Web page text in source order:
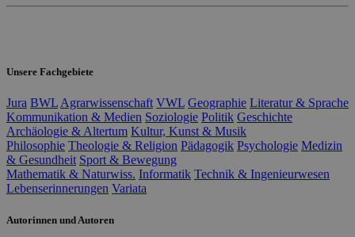
Unsere Fachgebiete
Jura BWLAgrarwissenschaft VWL Geographie Literatur & Sprache
Kommunikation & Medien Soziologie Politik Geschichte
Archäologie & Altertum Kultur, Kunst & Musik
Philosophie Theologie & Religion Pädagogik Psychologie Medizin
& Gesundheit Sport & Bewegung
Mathematik & Naturwiss. Informatik Technik & Ingenieurwesen
Lebenserinnerungen Variata
Autorinnen und Autoren